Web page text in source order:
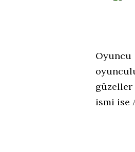
güzeller
ismi ise